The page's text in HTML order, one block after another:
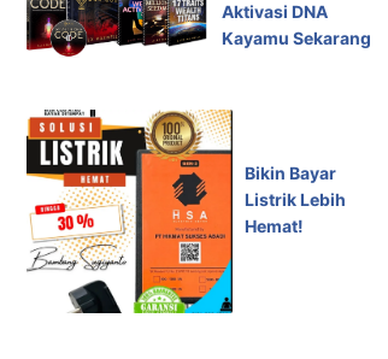
Aktivasi DNA
Kayamu Sekarang
Bikin Bayar
Listrik Lebih
Hemat!